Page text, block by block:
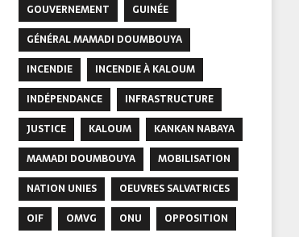
GOUVERNEMENT
GUINÉE
GÉNÉRAL MAMADI DOUMBOUYA
INCENDIE
INCENDIE À KALOUM
INDÉPENDANCE
INFRASTRUCTURE
JUSTICE
KALOUM
KANKAN NABAYA
MAMADI DOUMBOUYA
MOBILISATION
NATION UNIES
OEUVRES SALVATRICES
OIF
OMVG ONU
OPPOSITION